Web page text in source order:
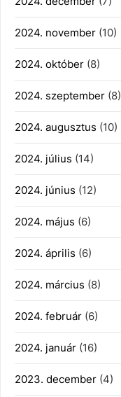
2024. november (10)
2024. október (8)
2024. szeptember (8)
2024. augusztus (10)
2024. július (14)
2024. június (12)
2024. május (6)
2024. április (6)
2024. március (8)
2024. február (6)
2024. január (16)
2023. december (4)